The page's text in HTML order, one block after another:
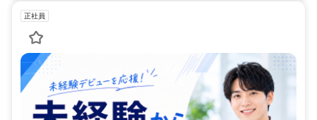
正社員